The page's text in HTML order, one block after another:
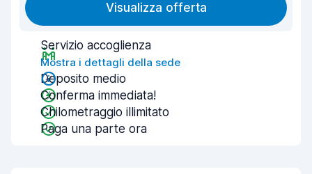
Visualizza offerta
Servizio accoglienza
Mostra i dettagli della sede
Deposito medio
Conferma immediata!
Chilometraggio illimitato
Paga una parte ora